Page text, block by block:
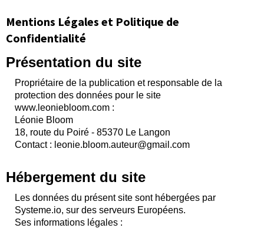
Mentions Légales et Politique de
Confidentialité
Présentation du site
Propriétaire de la publication et responsable de la
protection des données pour le site
www.leoniebloom.com :
Léonie Bloom
18, route du Poiré - 85370 Le Langon
Contact : leonie.bloom.auteur@gmail.com
Hébergement du site
Les données du présent site sont hébergées par
Systeme.io, sur des serveurs Européens.
Ses informations légales :